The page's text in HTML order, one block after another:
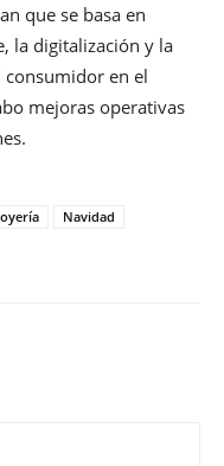
que se basa en
la digitalización y la
en el
mejoras operativas
Navidad